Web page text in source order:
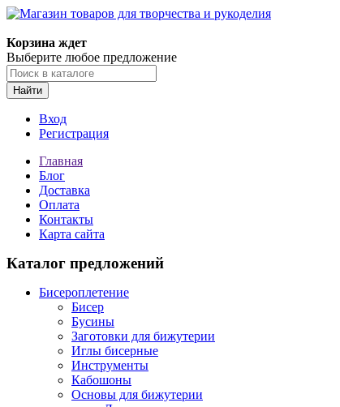
Корзина ждет
Выберите любое предложение
Найти
Вход
Регистрация
Главная
Блог
Доставка
Оплата
Контакты
Карта сайта
Каталог предложений
Бисероплетение
Бисер
Бусины
Заготовки для бижутерии
Иглы бисерные
Инструменты
Кабошоны
Основы для бижутерии